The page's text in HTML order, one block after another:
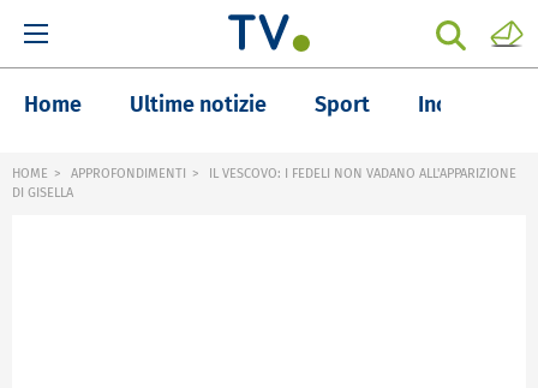
Home Ultime notizie Sport Inchieste
HOME APPROFONDIMENTI
IL VESCOVO: I FEDELI NON VADANO ALL'APPARIZIONE
DI GISELLA